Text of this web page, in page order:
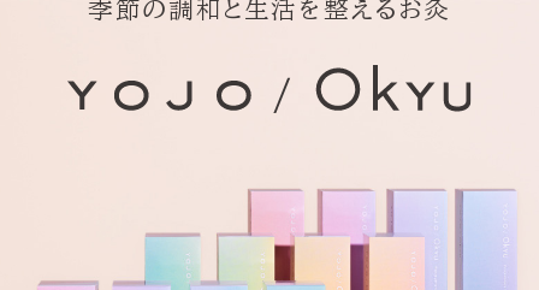
季節の調和と生活を整えるお灸